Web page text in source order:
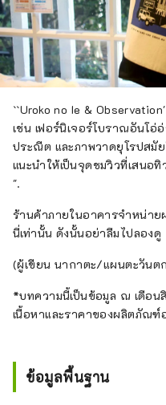
``Uroko no Ie &
เช่น เฟอร์นิเจอร์โบราณอันโอ่
ประณีต และภาพวาดยุโรปสมั
แนะนำให้เป็นจุดชมวิวที่เสนอ
".
ร้านค้าภายในอาคารจำหน่า
นี่เท่านั้น ดังนั้นอย่าลืมไปลองดู
(ผู้เขียน นากาตะ/แผนตะวันต
*บทความนี้เป็นข้อมูล ณ เดือน
เนื้อหาและราคาของผลิตภัณฑ์
ข้อมูลพื้นฐาน